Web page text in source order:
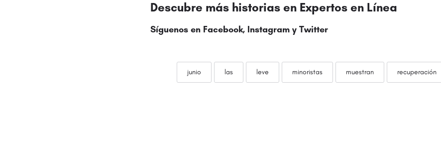
Descubre más historias en Expertos en Línea
Síguenos en Facebook, Instagram y Twitter
junio las leve minoristas muestran recuperación